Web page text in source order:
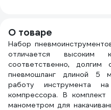
О товаре
Набор
отличается высоким
соответственно,
пневмошланг длиной 5
работу инструмента
компрессора. В комплект
манометром для